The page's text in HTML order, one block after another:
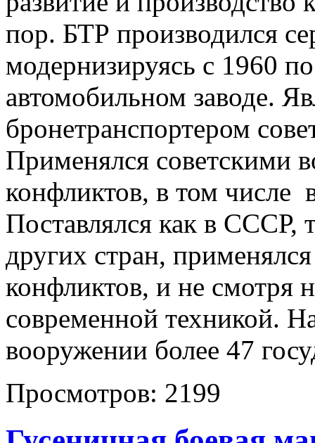
пор. БТР производился
модернизируясь с 1960
автомобильном заводе.
бронетранспортером
Применялся советскими
конфликтов, в том числе
Поставлялся как в СССР,
других стран,
конфликтов, и не смотря
современной техникой.
вооружении более 47
Просмотров: 2199